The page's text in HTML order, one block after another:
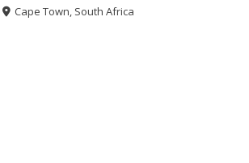
Cape Town, South Africa